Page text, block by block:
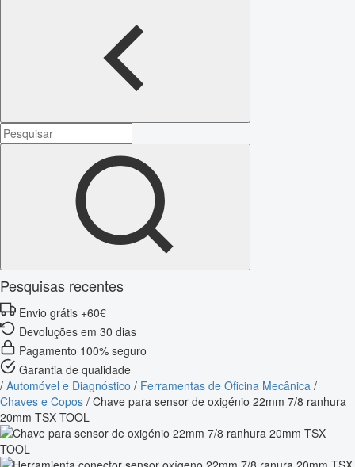
Pesquisas recentes
Envio grátis +60€
Devoluções em 30 dias
Pagamento 100% seguro
Garantia de qualidade
/ Automóvel e Diagnóstico / Ferramentas de Oficina Mecânica /
Chaves e Copos / Chave para sensor de oxigénio 22mm 7/8 ranhura
20mm TSX TOOL